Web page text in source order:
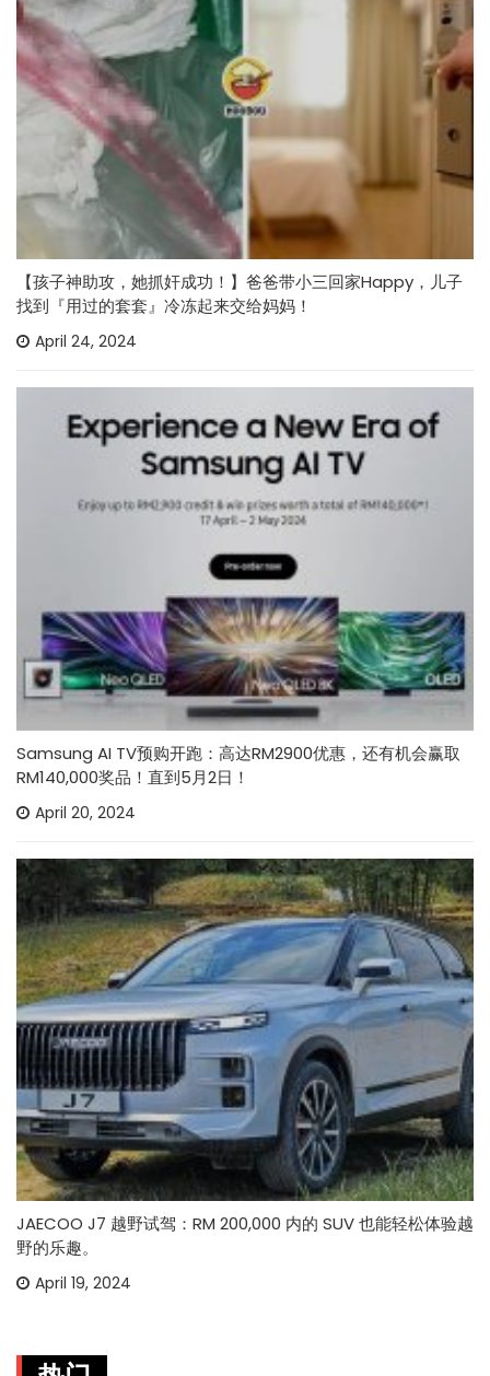
【孩子神助攻，她抓奸成功！】爸爸带小三回家Happy，儿子
找到『用过的套套』冷冻起来交给妈妈！
April 24, 2024
Samsung AI TV预购开跑：高达RM2900优惠，还有机会赢取
RM140,000奖品！直到5月2日！
April 20, 2024
JAECOO J7 越野试驾：RM 200,000 内的 SUV 也能轻松体验越
野的乐趣。
April 19, 2024